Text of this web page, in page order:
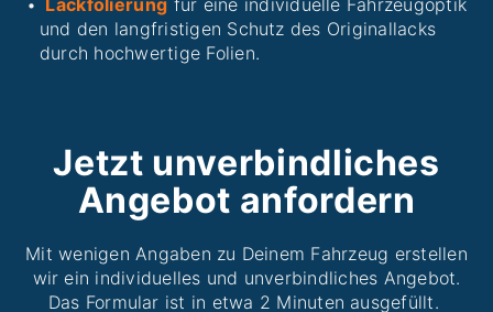
Lackfolierung für eine individuelle Fahrzeugoptik
und den langfristigen Schutz des Originallacks
durch hochwertige Folien.
Jetzt unverbindliches
Angebot anfordern
Mit wenigen Angaben zu Deinem Fahrzeug erstellen
wir ein individuelles und unverbindliches Angebot.
Das Formular ist in etwa 2 Minuten ausgefüllt.